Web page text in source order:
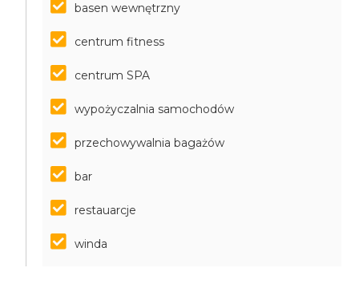
basen wewnętrzny
centrum fitness
centrum SPA
wypożyczalnia samochodów
przechowywalnia bagażów
bar
restauarcje
winda